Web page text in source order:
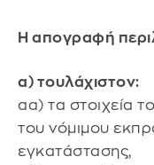
Η απογραφή
α) τουλάχιστον:
αα) τα στοιχεία
του νόμιμου
εγκατάστασης,